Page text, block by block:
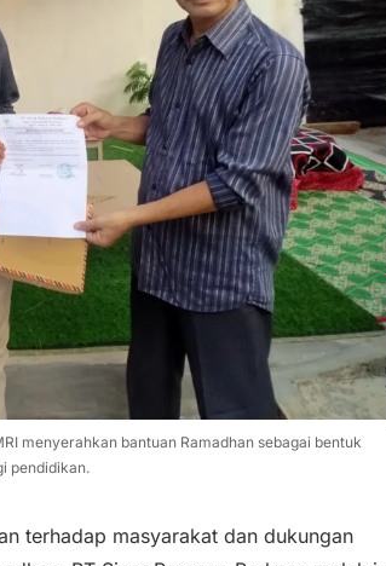
menyerahkan bantuan Ramadhan sebagai bentuk
pendidikan.
terhadap masyarakat dan dukungan